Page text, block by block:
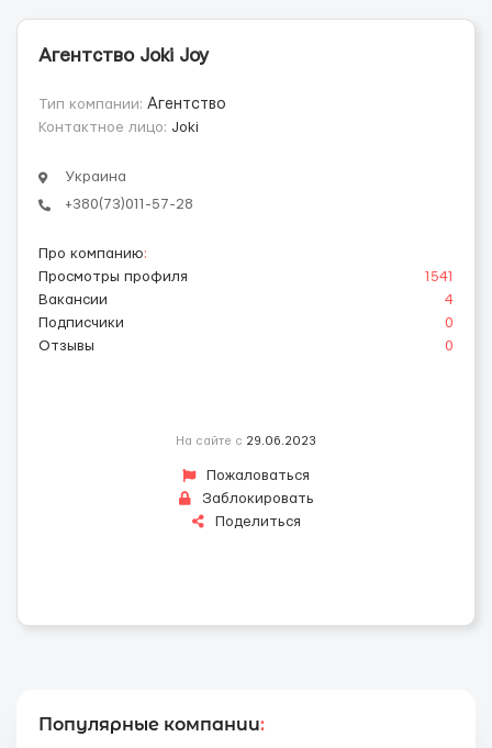
Агентство Joki Joy
Тип компании: Агентство
Контактное лицо: Joki
Украина
+380(73)011-57-28
Про компанию:
Просмотры профиля
1541
Вакансии
4
Подписчики
0
Отзывы
0
На сайте с 29.06.2023
Пожаловаться
Заблокировать
Поделиться
Популярные компании: